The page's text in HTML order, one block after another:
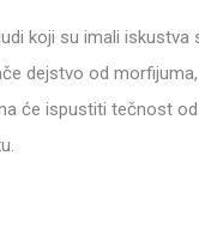
koji su imali
dejstvo od
će ispustiti tečnost